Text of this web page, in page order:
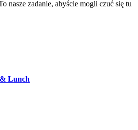
nasze zadanie, abyście mogli czuć się tu
Lunch